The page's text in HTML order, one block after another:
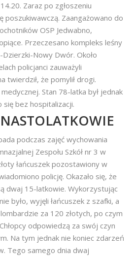
Zaraz po zgłoszeniu
poszukiwawczą. Zaangażowano do
OSP Jedwabno,
Przeczesano kompleks leśny
Nowy Dwór. Około
policjanci zauważyli
twierdził, że pomylił drogi.
Stan 78-latka był jednak
się bez hospitalizacji.
podczas zajęć wychowania
Zespołu Szkół nr 3 w
łańcuszek pozostawiony w
policję. Okazało się, że
dwaj 15-latkowie. Wykorzystując
było, wyjęli łańcuszek z szafki, a
za 120 złotych, po czym
odpowiedzą za swój czyn
Na tym jednak nie koniec zdarzeń
Tego samego dnia dwaj